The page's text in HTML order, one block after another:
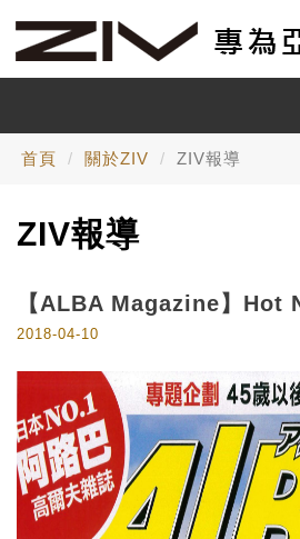
首頁 關於ZIV ZIV報導
ZIV報導
【ALBA Magazine】Hot
2018-04-10